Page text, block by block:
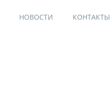
НОВОСТИ КОНТАКТЫ